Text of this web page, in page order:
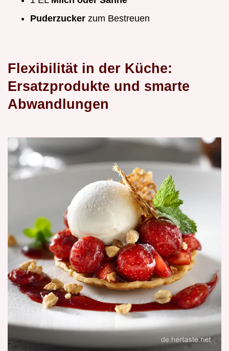
Puderzucker zum Bestreuen
Flexibilität in der Küche:
Ersatzprodukte und smarte
Abwandlungen